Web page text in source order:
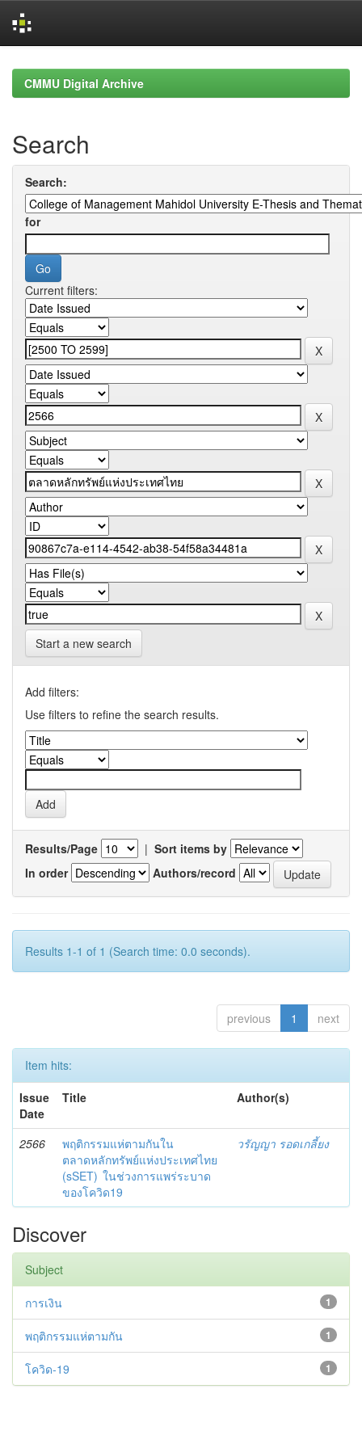
navigationCMMU Digital Archive
Search
Search:
for
Current filters:
Start a new search
Add filters:
Use filters to refine the search results.
Results/Page | Sort items by
In order
Authors/record
Results 1-1 of 1 (Search time: 0.0 seconds).
previous 1 next
Item hits:
Issue
Date
Title Author(s)
2566
พฤติกรรมแห่ตามกันใน
ตลาดหลักทรัพย์แห่งประเทศไทย
(sSET) ในช่วงการแพร่ระบาด
ของโควิด19
วรัญญา รอดเกลี้ยง
Discover
Subject
1
การเงิน
1
พฤติกรรมแห่ตามกัน
1
โควิด-19